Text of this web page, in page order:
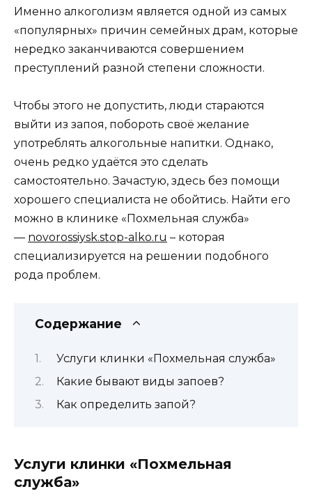
Именно алкоголизм является одной из самых
«популярных» причин семейных драм, которые
нередко заканчиваются совершением
преступлений разной степени сложности.
Чтобы этого не допустить, люди стараются
выйти из запоя, побороть своё желание
употреблять алкогольные напитки. Однако,
очень редко удаётся это сделать
самостоятельно. Зачастую, здесь без помощи
хорошего специалиста не обойтись. Найти его
можно в клинике «Похмельная служба»
— novorossiysk.stop-alko.ru – которая
специализируется на решении подобного
рода проблем.
Содержание
Услуги клинки «Похмельная служба»
Какие бывают виды запоев?
Как определить запой?
Услуги клинки «Похмельная
служба»